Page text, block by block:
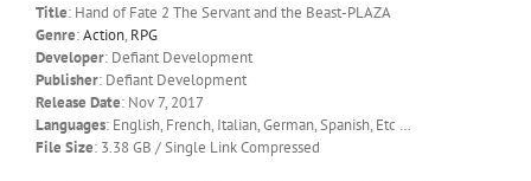
Title: Hand of Fate 2 The Servant and the Beast-PLAZA
Genre:Action, RPG
Developer: Defiant Development
Publisher: Defiant Development
Release Date: Nov 7, 2017
Languages: English, French, Italian, German, Spanish, Etc …
File Size: 3.38 GB / Single Link Compressed